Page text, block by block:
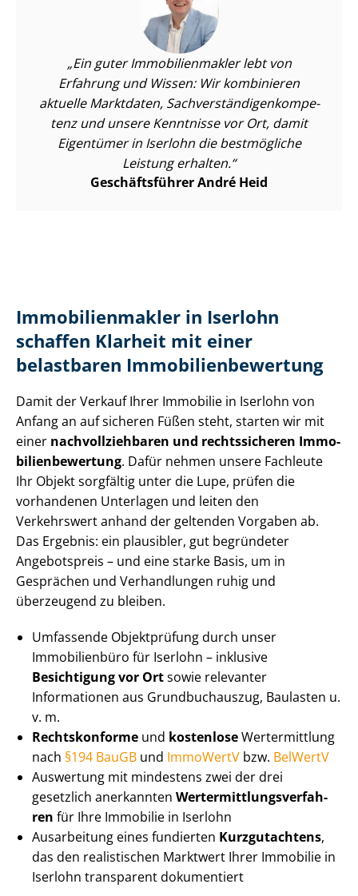
Ein guter Im­mo­bi­li­en­mak­ler lebt von
Erfahrung und Wissen: Wir kombinieren
aktuelle Marktdaten, Sach­ver­stän­di­gen­kom­pe­
tenz und unsere Kenntnisse vor Ort, damit
Eigentümer in Iserlohn die bestmögliche
Leistung erhalten.
Geschäftsführer André Heid
Im­mo­bi­li­en­mak­ler in Iserlohn
schaffen Klarheit mit einer
belastbaren Im­mo­bi­li­en­be­wer­tung
Damit der Verkauf Ihrer Immobilie in Iserlohn von
Anfang an auf sicheren Füßen steht, starten wir mit
einer nach­voll­zieh­ba­ren und rechtssicheren Im­mo­
bi­li­en­be­wer­tung. Dafür nehmen unsere Fachleute
Ihr Objekt sorgfältig unter die Lupe, prüfen die
vorhandenen Unterlagen und leiten den
Verkehrswert anhand der geltenden Vorgaben ab.
Das Ergebnis: ein plausibler, gut begründeter
Angebotspreis – und eine starke Basis, um in
Gesprächen und Verhandlungen ruhig und
überzeugend zu bleiben.
Umfassende Objektprüfung durch unser
Immobilienbüro für Iserlohn – inklusive
Besichtigung vor Ortsowie relevanter
Informationen aus Grundbuchauszug, Baulasten u.
v. m.
Rechtskonforme und kostenloseWertermittlung
nach §194 BauGB und ImmoWertV bzw. BelWertV
Auswertung mit mindestens zwei der drei
gesetzlich anerkannten Wert­ermitt­lungs­ver­fah­
ren für Ihre Immobilie in Iserlohn
Ausarbeitung eines fundierten Kurzgutachtens,
das den realistischen Marktwert Ihrer Immobilie in
Iserlohn transparent dokumentiert